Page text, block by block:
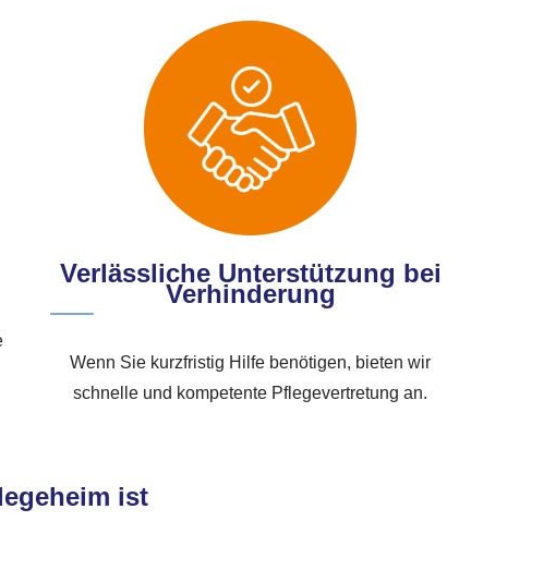
Verlässliche Unterstützung bei
Verhinderung
Wenn Sie kurzfristig Hilfe benötigen, bieten wir
schnelle und kompetente Pflegevertretung an.
ist